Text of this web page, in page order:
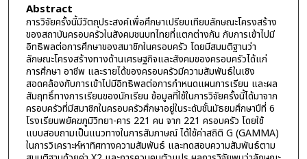
Abstract
การวิจัยครั้งนี้มีวัตถุประสงค์เพื่อศึกษาเปรียบเทียบลักษณะโครงสร้าง
ของสถาบันครอบครัวในสังคมชนบทไทยที่แตกต่างกัน กับการเข้าไปมี
อิทธิพลต่อการศึกษาของสมาชิกในครอบครัว โดยมีสมมติฐานว่า
ลักษณะโครงสร้างทางด้านเศรษฐกิจและสังคมของครอบครัวได้แก่
การศึกษา อาชีพ และรายได้ของครอบครัวมีความสัมพันธ์ในเชิง
สอดคล้องกับการเข้าไปมีอิทธิพลต่อการกำหนดแผนการเรียน และผล
สัมฤทธิ์ทางการเรียนของนักเรียน ข้อมูลที่ใช้ในการวิจัยครั้งนี้ได้มาจาก
ครอบครัวที่มีสมาชิกในครอบครัวศึกษาอยู่ในระดับชั้นมัธยมศึกษาปีที่ 6
โรงเรียนพยัคฆภูมิวิทยา-คาร 221 คน จาก 221 ครอบครัว โดยใช้
แบบสอบถามเป็นแนวทางในการสัมภาษณ์ ได้ใช้ค่าสถิติ G (GAMMA)
ในการวิเคราะห์หาทิศทางความสัมพันธ์ และทดสอบความสัมพันธ์ตาม